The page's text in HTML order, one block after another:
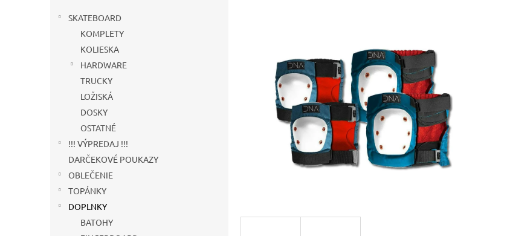
SKATEBOARD
KOMPLETY
KOLIESKA
HARDWARE
TRUCKY
LOŽISKÁ
DOSKY
OSTATNÉ
!!! VÝPREDAJ !!!
DARČEKOVÉ POUKAZY
OBLEČENIE
TOPÁNKY
DOPLNKY
BATOHY
5
hviezdičiek.